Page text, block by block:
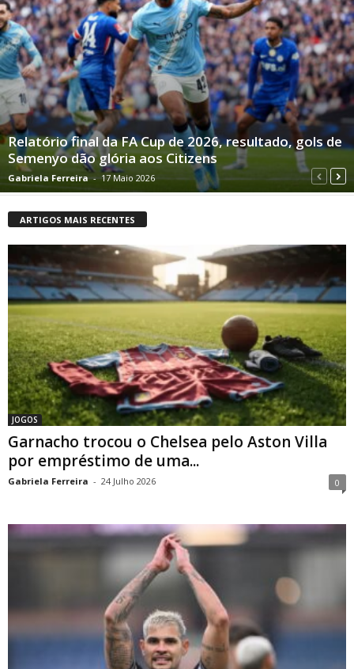
Relatório final da FA Cup de 2026, resultado, gols de
Semenyo dão glória aos Citizens
Gabriela Ferreira - 17 Maio 2026
ARTIGOS MAIS RECENTES
JOGOS
Garnacho trocou o Chelsea pelo Aston Villa
por empréstimo de uma...
Gabriela Ferreira - 24 Julho 2026 0